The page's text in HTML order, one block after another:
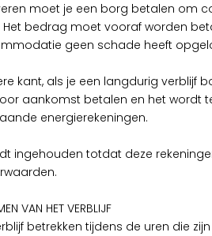
moet je een borg betalen om
bedrag moet vooraf worden
geen schade heeft
kant, als je een langdurig verblijf
aankomst betalen en het wordt
energierekeningen.
ingehouden totdat deze
VAN HET VERBLIJF
betrekken tijdens de uren die